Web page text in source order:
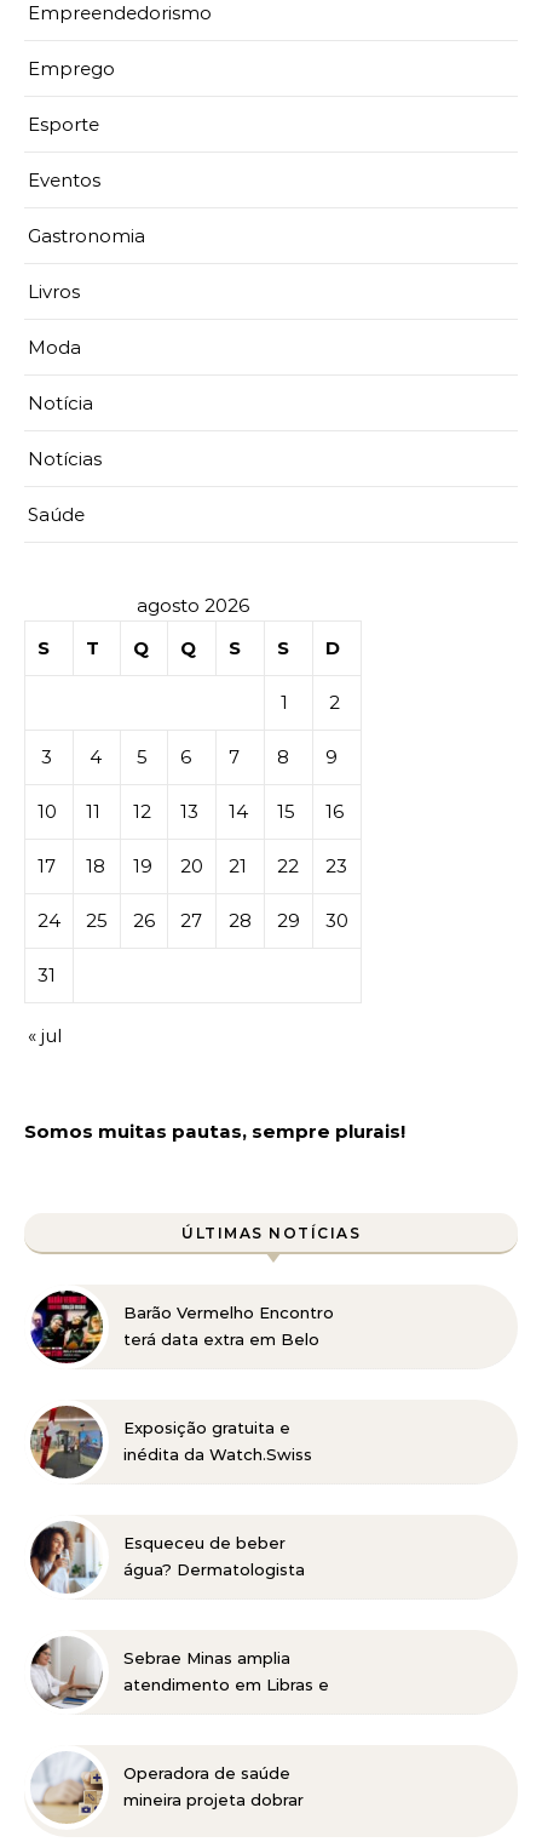
Empreendedorismo
Emprego
Esporte
Eventos
Gastronomia
Livros
Moda
Notícia
Notícias
Saúde
agosto 2026
S
T Q Q S S D
1 2
3 4 5 6 7 8 9
10 11 12 13 14 15 16
17 18 19 20 21 22 23
24 25 26 27 28 29 30
31
« jul
Somos muitas pautas, sempre plurais!
ÚLTIMAS NOTÍCIAS
Barão Vermelho Encontro
terá data extra em Belo
Exposição gratuita e
inédita da Watch.Swiss
Esqueceu de beber
água? Dermatologista
aparecer na pele e alerta
para cuidados em
Sebrae Minas amplia
atendimento em Libras e
com deficiência auditiva
Operadora de saúde
mineira projeta dobrar